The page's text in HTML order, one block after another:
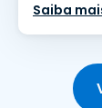
Saiba